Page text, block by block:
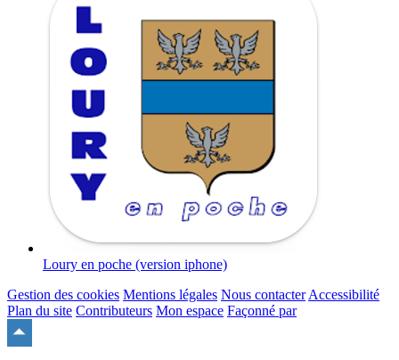
Loury en poche (version iphone)
Gestion des cookies Mentions légales Nous contacter Accessibilité
Plan du site Contributeurs Mon espace Façonné par